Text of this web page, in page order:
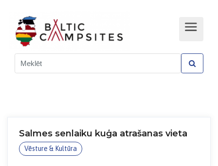
Salmes senlaiku kuģa atrašanas vieta
Vēsture & Kultūra